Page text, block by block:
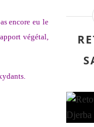
encore eu le
végétal,